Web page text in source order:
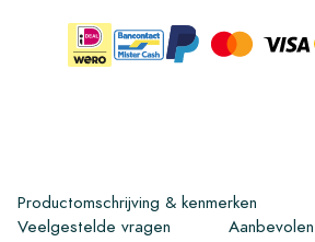
Productomschrijving & kenmerken
Veelgestelde vragen